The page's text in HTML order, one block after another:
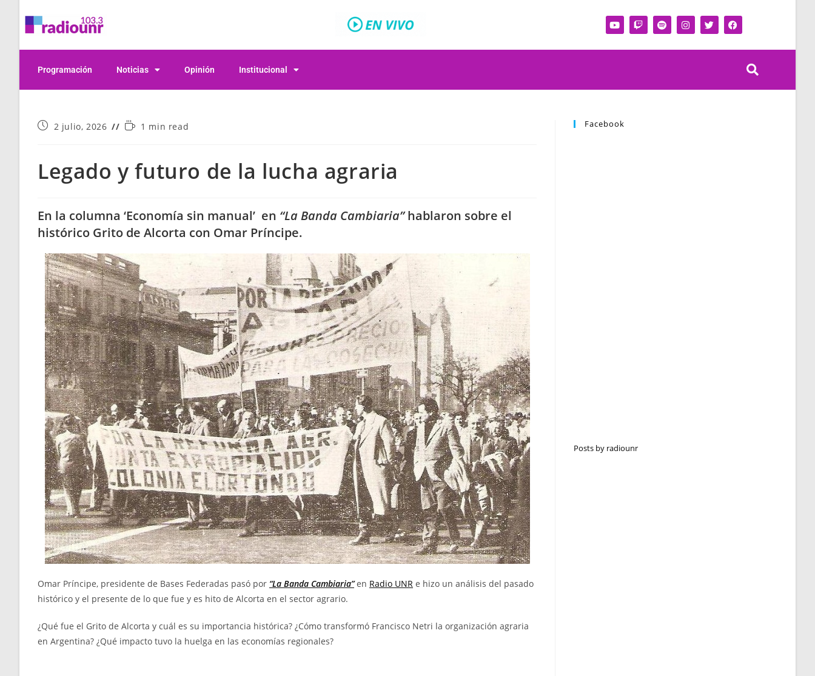
Programación Noticias Opinión Institucional
2 julio, 2026 1 min read
Legado y futuro de la lucha agraria
En la columna ‘Economía sin manual’ en “La Banda Cambiaria”hablaron sobre el
histórico Grito de Alcorta con Omar Príncipe.
Omar Príncipe, presidente de Bases Federadas pasó por “La Banda Cambiaria”en Radio UNR e hizo un análisis del pasado
histórico y el presente de lo que fue y es hito de Alcorta en el sector agrario.
¿Qué fue el Grito de Alcorta y cuál es su importancia histórica? ¿Cómo transformó Francisco Netri la organización agraria
en Argentina? ¿Qué impacto tuvo la huelga en las economías regionales?
Facebook
Posts by radiounr